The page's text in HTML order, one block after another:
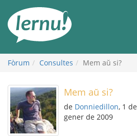
contingut
Fòrum Consultes Mem aŭ si?
Mem aŭ si?
de Donniedillon, 1 de
gener de 2009